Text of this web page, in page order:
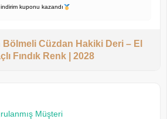
kuponu kazandı
Bölmeli Cüzdan Hakiki Deri – El
Fındık Renk | 2028
Müşteri